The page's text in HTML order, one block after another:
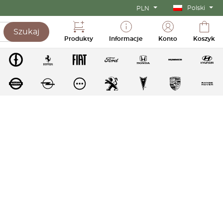
PLN Polski
Szukaj
Produkty Informacje Konto Koszyk